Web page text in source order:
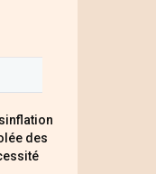
des